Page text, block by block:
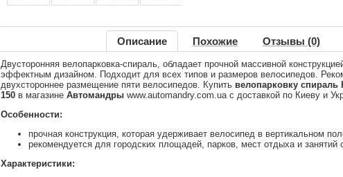
Описание Похожие Отзывы (0)
Двусторонняя велопарковка-спираль, обладает прочной массивной
эффектным дизайном. Подходит для всех типов и размеров велосипедов.
двухстороннее размещение пяти велосипедов. Купить велопарковку
150 в магазине Автомандры www.automandry.com.ua с доставкой по Киеву и
Особенности:
прочная конструкция, которая удерживает велосипед в вертикальном
рекомендуется для городских площадей, парков, мест отдыха и занятий
Характеристики: